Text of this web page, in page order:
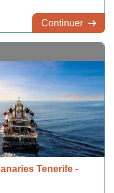
Continuer
Tenerife -